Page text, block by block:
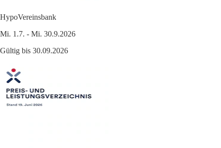
HypoVereinsbank
Mi. 1.7. - Mi. 30.9.2026
Gültig bis 30.09.2026